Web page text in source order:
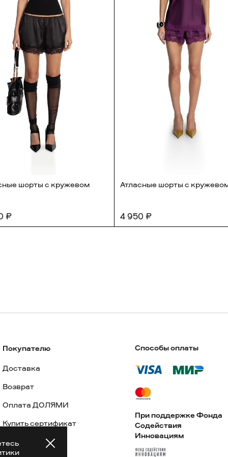
Доставка по
СДЕК до двери
Доставка по миру
или курьером
шорты с кружевом
₽
Атласные шорты с
4 950 ₽
Покупателю
Доставка
Возврат
Оплата ДОЛЯМИ
Купить сертификат
Lookbook
Способы оплаты
При поддержке Фонда
Содействия
Инновациям